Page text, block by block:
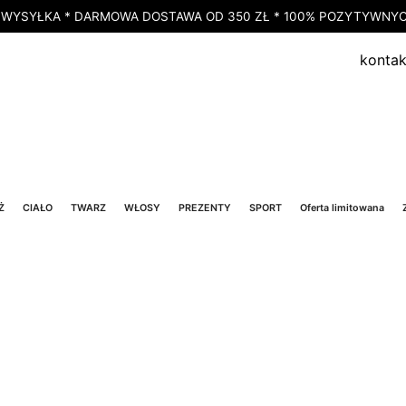
* DARMOWA DOSTAWA OD 350 ZŁ * 100%
CIAŁO TWARZ WŁOSY PREZENTY SPORT Oferta limitowana